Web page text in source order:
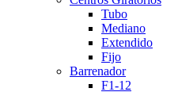
Tubo
Mediano
Extendido
Fijo
Barrenador
F1-12